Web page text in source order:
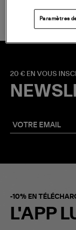
20 € EN VOUS
-10% EN
L'APP
Paramètres